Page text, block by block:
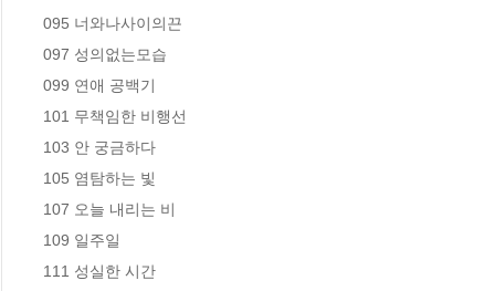
095 너와나사이의끈
097 성의없는모습
099 연애 공백기
101 무책임한 비행선
103 안 궁금하다
105 염탐하는 빛
107 오늘 내리는 비
109 일주일
111 성실한 시간